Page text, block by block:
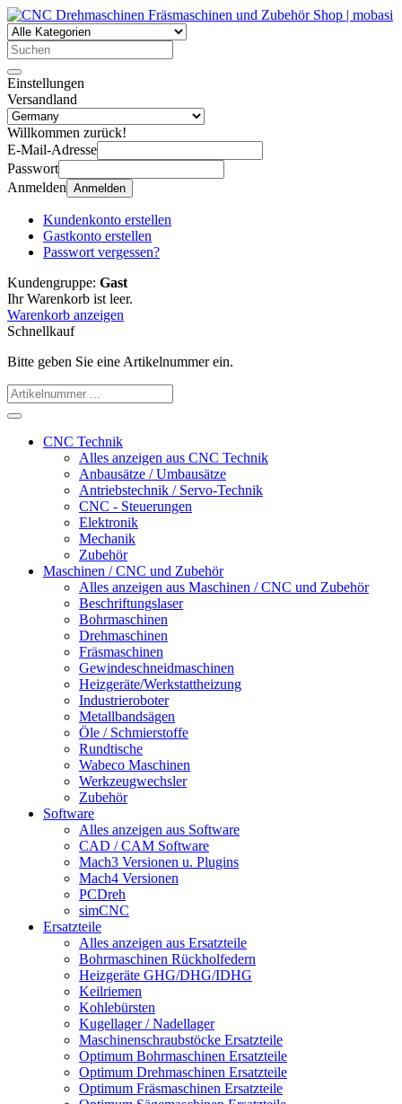
Einstellungen
Versandland
Willkommen zurück!
E-Mail-Adresse
Passwort
Anmelden Anmelden
Kundenkonto erstellen
Gastkonto erstellen
Passwort vergessen?
Kundengruppe: Gast
Ihr Warenkorb ist leer.
Warenkorb anzeigen
Schnellkauf
Bitte geben Sie eine Artikelnummer ein.
CNC Technik
Alles anzeigen aus CNC Technik
Anbausätze / Umbausätze
Antriebstechnik / Servo-Technik
CNC - Steuerungen
Elektronik
Mechanik
Zubehör
Maschinen / CNC und Zubehör
Alles anzeigen aus Maschinen / CNC und Zubehör
Beschriftungslaser
Bohrmaschinen
Drehmaschinen
Fräsmaschinen
Gewindeschneidmaschinen
Heizgeräte/Werkstattheizung
Industrieroboter
Metallbandsägen
Öle / Schmierstoffe
Rundtische
Wabeco Maschinen
Werkzeugwechsler
Zubehör
Software
Alles anzeigen aus Software
CAD / CAM Software
Mach3 Versionen u. Plugins
Mach4 Versionen
PCDreh
simCNC
Ersatzteile
Alles anzeigen aus Ersatzteile
Bohrmaschinen Rückholfedern
Heizgeräte GHG/DHG/IDHG
Keilriemen
Kohlebürsten
Kugellager / Nadellager
Maschinenschraubstöcke Ersatzteile
Optimum Bohrmaschinen Ersatzteile
Optimum Drehmaschinen Ersatzteile
Optimum Fräsmaschinen Ersatzteile